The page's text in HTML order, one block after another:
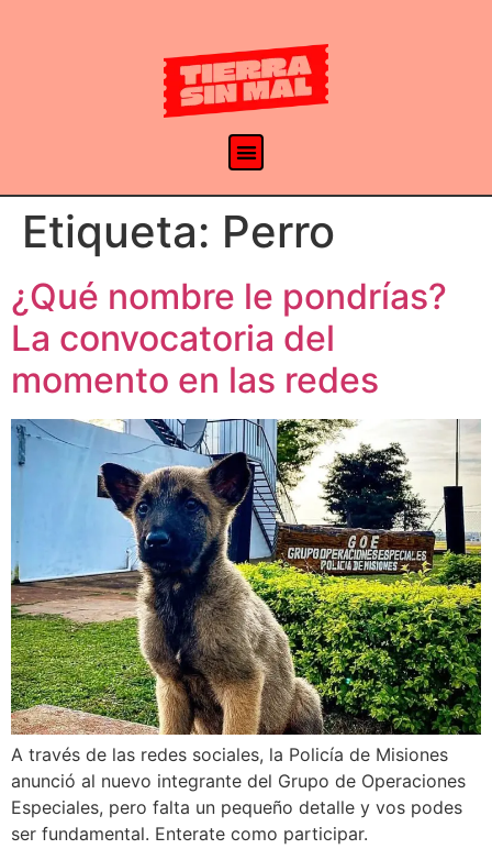
Etiqueta: Perro
¿Qué nombre le pondrías?
La convocatoria del
momento en las redes
A través de las redes sociales, la Policía de Misiones
anunció al nuevo integrante del Grupo de Operaciones
Especiales, pero falta un pequeño detalle y vos podes
ser fundamental. Enterate como participar.